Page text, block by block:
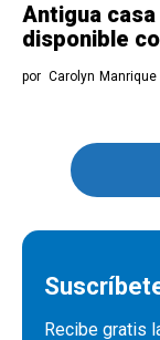
Antigua
disponible
por Carolyn Manrique
Recibe gratis